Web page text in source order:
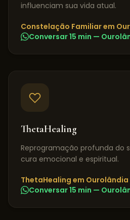
influenciam sua vida atual.
Constelação Familiarem
Conversar 15 min —
ThetaHealing
Reprogramação profunda do
cura emocional e espiritual.
ThetaHealing em Ourolândia
Conversar 15 min —